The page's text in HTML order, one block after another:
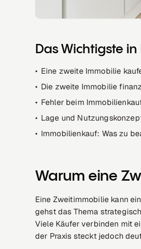
Das Wichtigste in
Eine zweite Immobilie
Die zweite Immobilie
Fehler beim
Lage und
Immobilienkauf: Was zu
Warum eine
Eine Zweitimmobilie kann
gehst das Thema
Viele Käufer verbinden mit
der Praxis steckt jedoch